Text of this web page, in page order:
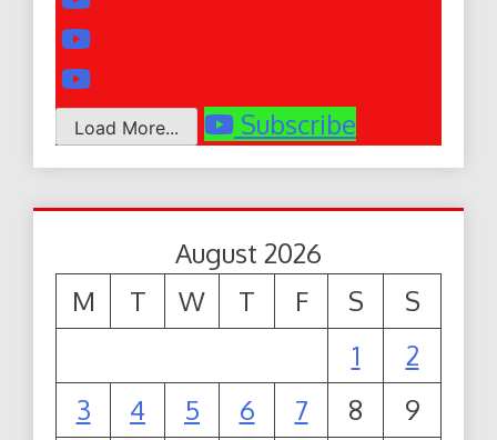
Load More... Subscribe
August 2026
M
T W T F S
S
1
2
3
4 5 6 7 8 9